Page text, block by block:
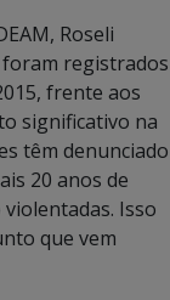
Roseli
registrados
frente aos
significativo na
têm denunciado
20 anos de
Isso
que vem